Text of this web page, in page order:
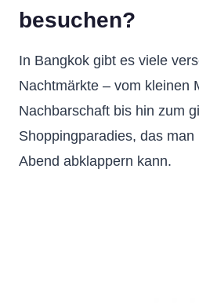
besuchen?
In Bangkok gibt es viele
Nachtmärkte – vom kleinen
Nachbarschaft bis hin zum
Shoppingparadies, das man
Abend abklappern kann.